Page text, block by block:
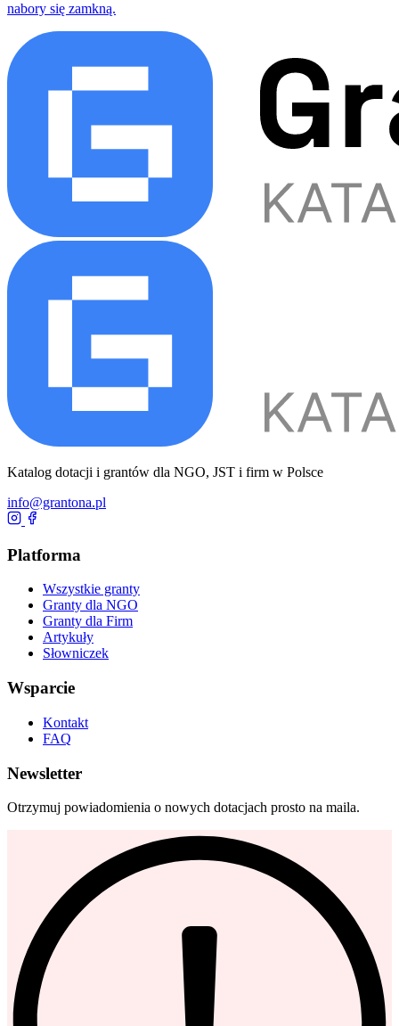
nabory się zamkną.
Katalog dotacji i grantów dla NGO, JST i firm w Polsce
info@grantona.pl
Platforma
Wszystkie granty
Granty dla NGO
Granty dla Firm
Artykuły
Słowniczek
Wsparcie
Kontakt
FAQ
Newsletter
Otrzymuj powiadomienia o nowych dotacjach prosto na maila.